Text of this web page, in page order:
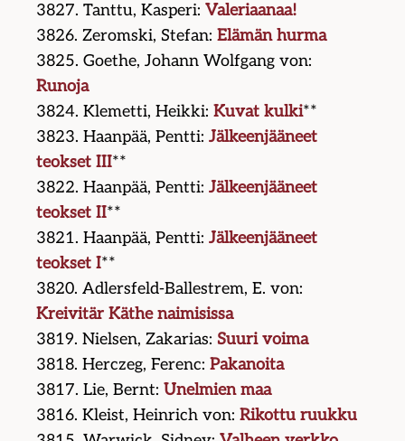
3827. Tanttu, Kasperi:Valeriaanaa!
3826. Zeromski, Stefan:Elämän hurma
3825. Goethe, Johann Wolfgang von:
Runoja
3824. Klemetti, Heikki:Kuvat kulki**
3823. Haanpää, Pentti:Jälkeenjääneet
teokset III**
3822. Haanpää, Pentti:Jälkeenjääneet
teokset II**
3821. Haanpää, Pentti:Jälkeenjääneet
teokset I**
3820. Adlersfeld-Ballestrem, E. von:
Kreivitär Käthe naimisissa
3819. Nielsen, Zakarias:Suuri voima
3818. Herczeg, Ferenc:Pakanoita
3817. Lie, Bernt:Unelmien maa
3816. Kleist, Heinrich von:Rikottu ruukku